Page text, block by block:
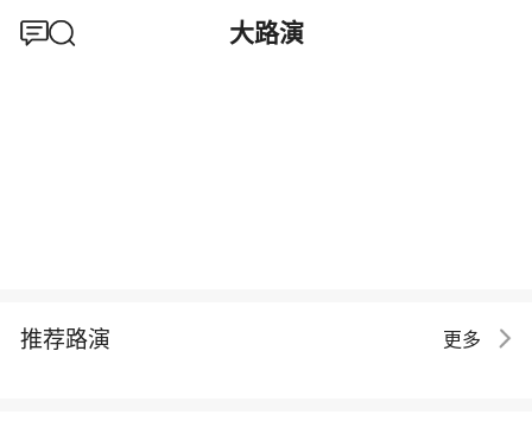
大路演
推荐路演 更多